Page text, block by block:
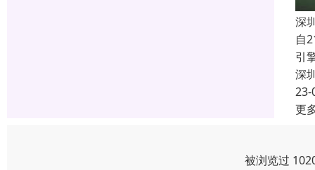
深
自
引
深
23-
更
被浏览过